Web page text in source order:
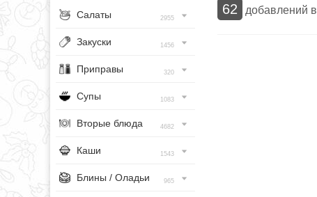
Салаты 2955
Закуски 1456
Приправы 320
Супы 1083
Вторые блюда 4682
Каши 1543
Блины / Оладьи 965
62 добавлений в